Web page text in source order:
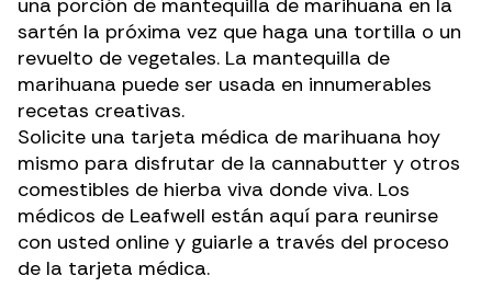
sartén la próxima vez que haga una tortilla o un
revuelto de vegetales. La mantequilla de
marihuana puede ser usada en innumerables
recetas creativas.
Solicite una tarjeta médica de marihuana hoy
mismo para disfrutar de la cannabutter y otros
comestibles de hierba viva donde viva. Los
médicos de Leafwell están aquí para reunirse
con usted online y guiarle a través del proceso
de la tarjeta médica.